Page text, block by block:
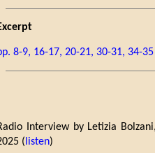
8-9, 16-17, 20-21, 30-31, 34-35
Interview by Letizia Bolzani,
( listen)